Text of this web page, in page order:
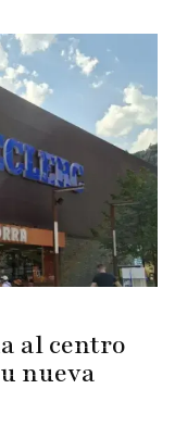
al centro
nueva